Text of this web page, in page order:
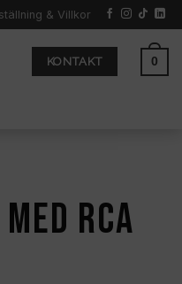
& Villkor
KONTAKT 0
RCA